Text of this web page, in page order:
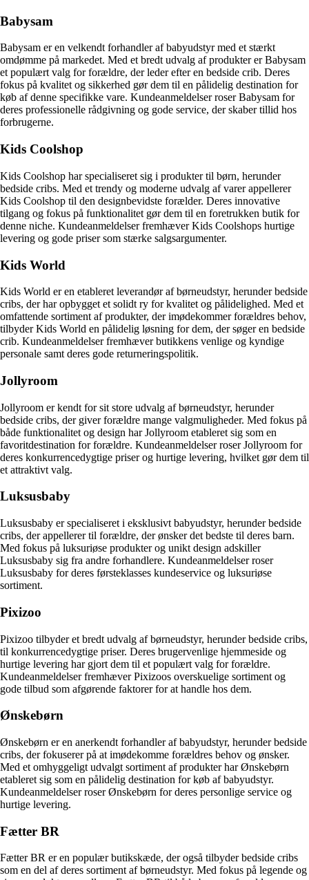
Babysam
Babysam er en velkendt forhandler af babyudstyr med et stærkt
omdømme på markedet. Med et bredt udvalg af produkter er Babysam
et populært valg for forældre, der leder efter en bedside crib. Deres
fokus på kvalitet og sikkerhed gør dem til en pålidelig destination for
køb af denne specifikke vare. Kundeanmeldelser roser Babysam for
deres professionelle rådgivning og gode service, der skaber tillid hos
forbrugerne.
Kids Coolshop
Kids Coolshop har specialiseret sig i produkter til børn, herunder
bedside cribs. Med et trendy og moderne udvalg af varer appellerer
Kids Coolshop til den designbevidste forælder. Deres innovative
tilgang og fokus på funktionalitet gør dem til en foretrukken butik for
denne niche. Kundeanmeldelser fremhæver Kids Coolshops hurtige
levering og gode priser som stærke salgsargumenter.
Kids World
Kids World er en etableret leverandør af børneudstyr, herunder bedside
cribs, der har opbygget et solidt ry for kvalitet og pålidelighed. Med et
omfattende sortiment af produkter, der imødekommer forældres behov,
tilbyder Kids World en pålidelig løsning for dem, der søger en bedside
crib. Kundeanmeldelser fremhæver butikkens venlige og kyndige
personale samt deres gode returneringspolitik.
Jollyroom
Jollyroom er kendt for sit store udvalg af børneudstyr, herunder
bedside cribs, der giver forældre mange valgmuligheder. Med fokus på
både funktionalitet og design har Jollyroom etableret sig som en
favoritdestination for forældre. Kundeanmeldelser roser Jollyroom for
deres konkurrencedygtige priser og hurtige levering, hvilket gør dem til
et attraktivt valg.
Luksusbaby
Luksusbaby er specialiseret i eksklusivt babyudstyr, herunder bedside
cribs, der appellerer til forældre, der ønsker det bedste til deres barn.
Med fokus på luksuriøse produkter og unikt design adskiller
Luksusbaby sig fra andre forhandlere. Kundeanmeldelser roser
Luksusbaby for deres førsteklasses kundeservice og luksuriøse
sortiment.
Pixizoo
Pixizoo tilbyder et bredt udvalg af børneudstyr, herunder bedside cribs,
til konkurrencedygtige priser. Deres brugervenlige hjemmeside og
hurtige levering har gjort dem til et populært valg for forældre.
Kundeanmeldelser fremhæver Pixizoos overskuelige sortiment og
gode tilbud som afgørende faktorer for at handle hos dem.
Ønskebørn
Ønskebørn er en anerkendt forhandler af babyudstyr, herunder bedside
cribs, der fokuserer på at imødekomme forældres behov og ønsker.
Med et omhyggeligt udvalgt sortiment af produkter har Ønskebørn
etableret sig som en pålidelig destination for køb af babyudstyr.
Kundeanmeldelser roser Ønskebørn for deres personlige service og
hurtige levering.
Fætter BR
Fætter BR er en populær butikskæde, der også tilbyder bedside cribs
som en del af deres sortiment af børneudstyr. Med fokus på legende og